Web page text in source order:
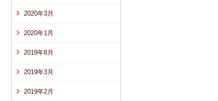
2020年3月
2020年1月
2019年8月
2019年3月
2019年2月